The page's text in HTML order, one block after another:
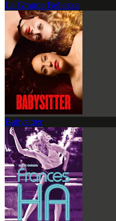
La Grande Bellezza
Babysitter